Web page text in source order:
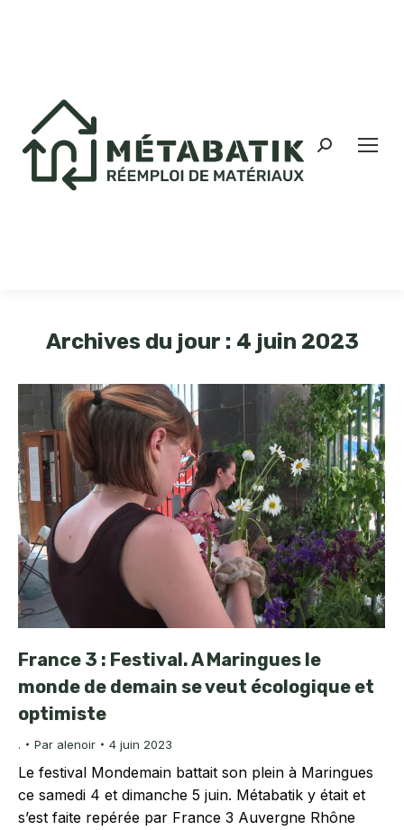
Archives du jour : 4 juin 2023
France 3 : Festival. A Maringues le
monde de demain se veut écologique et
optimiste
. Par alenoir 4 juin 2023
Le festival Mondemain battait son plein à Maringues
ce samedi 4 et dimanche 5 juin. Métabatik y était et
s’est faite repérée par France 3 Auvergne Rhône